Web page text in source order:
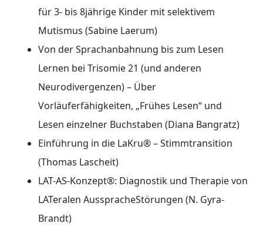
für 3- bis 8jährige Kinder mit selektivem
Mutismus (Sabine Laerum)
Von der Sprachanbahnung bis zum Lesen
Lernen bei Trisomie 21 (und anderen
Neurodivergenzen) – Über
Vorläuferfähigkeiten, „Frühes Lesen“ und
Lesen einzelner Buchstaben (Diana Bangratz)
Einführung in die LaKru® – Stimmtransition
(Thomas Lascheit)
LAT-AS-Konzept®: Diagnostik und Therapie von
LATeralen AusspracheStörungen (N. Gyra-
Brandt)